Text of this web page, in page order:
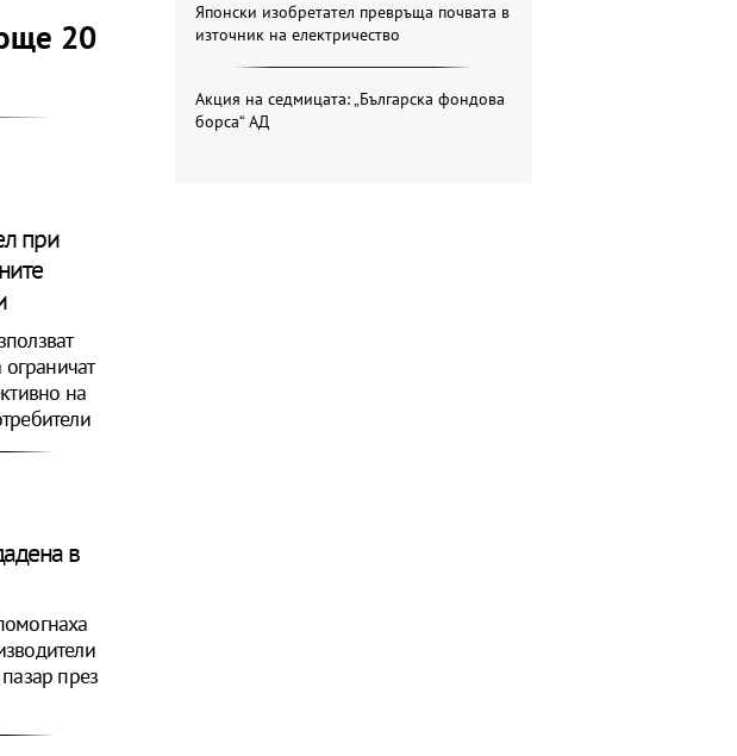
20
при
на
в
през
Японски изобретател превръща почвата в
източник на електричество
Акция на седмицата: „Българска фондова
борса“ АД